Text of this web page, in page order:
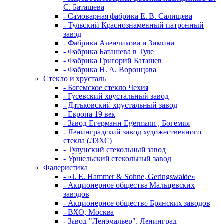
С. Баташева
- Самоварная фабрика Е. В. Салищева
- Тульский Краснознаменный патронный
завод
- Фабрика Аленчикова и Зимина
- Фабрика Баташева в Туле
- Фабрика Григорий Баташев
- Фабрика Н. А. Воронцова
Стекло и хрусталь
- Богемское стекло Чехия
- Гусевский хрустальный завод
- Дятьковский хрустальный завод
- Европа 19 век
- Завод Егерманн Egermann , Богемия
- Ленинградский завод художественного
стекла (ЛЗХС)
- Тулунский стекольный завод
- Уршельский стекольный завод
Фалеристика
- «J. E. Hammer & Sohne, Geringswalde»
- Акционерное общества Мальцевских
заводов
- Акционерное общество Брянских заводов
- ВХО, Москва
- Завод "Ленэмальер", Ленинград